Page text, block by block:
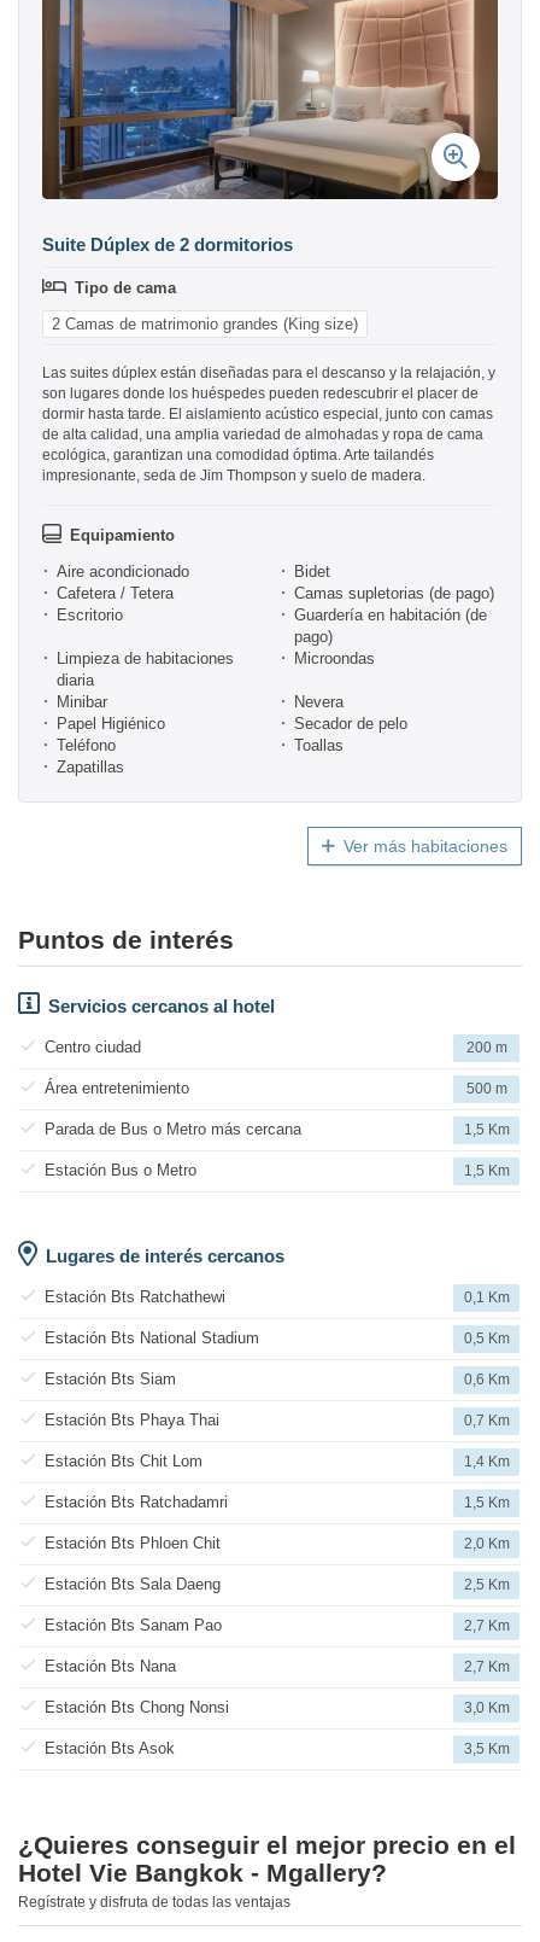
Suite Dúplex de 2 dormitorios
Tipo de cama
2 Camas de matrimonio grandes (King size)
Las suites dúplex están diseñadas para el descanso y la relajación, y
son lugares donde los huéspedes pueden redescubrir el placer de
dormir hasta tarde. El aislamiento acústico especial, junto con camas
de alta calidad, una amplia variedad de almohadas y ropa de cama
ecológica, garantizan una comodidad óptima. Arte tailandés
impresionante, seda de Jim Thompson y suelo de madera.
Equipamiento
Aire acondicionado
Bidet
Cafetera / Tetera
Camas supletorias (de pago)
Escritorio
Guardería en habitación (de
pago)
Limpieza de habitaciones
diaria
Microondas
Minibar
Nevera
Papel Higiénico
Secador de pelo
Teléfono
Toallas
Zapatillas
Ver más habitaciones
Puntos de interés
Servicios cercanos al hotel
Centro ciudad 200 m
Área entretenimiento 500 m
Parada de Bus o Metro más cercana 1,5 Km
Estación Bus o Metro 1,5 Km
Lugares de interés cercanos
Estación Bts Ratchathewi 0,1 Km
Estación Bts National Stadium 0,5 Km
Estación Bts Siam 0,6 Km
Estación Bts Phaya Thai 0,7 Km
Estación Bts Chit Lom 1,4 Km
Estación Bts Ratchadamri 1,5 Km
Estación Bts Phloen Chit 2,0 Km
Estación Bts Sala Daeng 2,5 Km
Estación Bts Sanam Pao 2,7 Km
Estación Bts Nana 2,7 Km
Estación Bts Chong Nonsi 3,0 Km
Estación Bts Asok 3,5 Km
¿Quieres conseguir el mejor precio en el
Hotel Vie Bangkok - Mgallery?
Regístrate y disfruta de todas las ventajas